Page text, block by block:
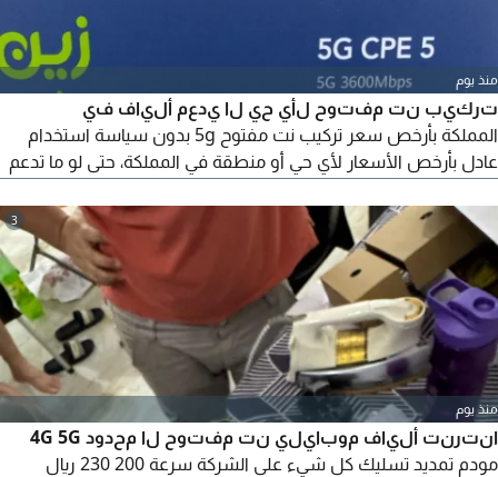
منذ يوم
تركيب نت مفتوح لأي حي لا يدعم ألياف في
المملكة بأرخص سعر تركيب نت مفتوح 5g بدون سياسة استخدام
عادل بأرخص الأسعار لأي حي أو منطقة في المملكة، حتى لو ما تدعم
3
منذ يوم
انترنت ألياف موبايلي نت مفتوح لا محدود 4G 5G
مودم تمديد تسليك كل شيء على الشركة سرعة 200 230 ريال